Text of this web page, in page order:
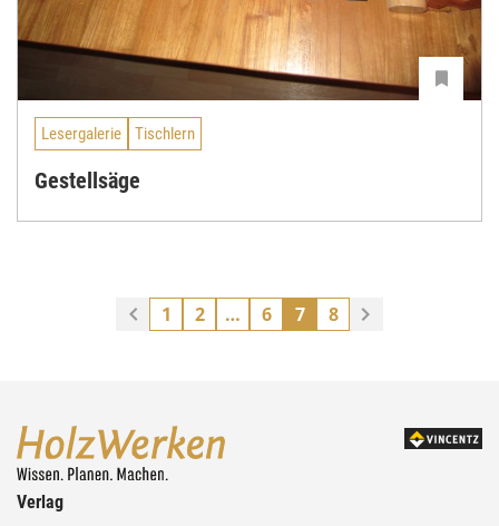
Lesergalerie Tischlern
Gestellsäge
1 2 … 6 7 8
Verlag